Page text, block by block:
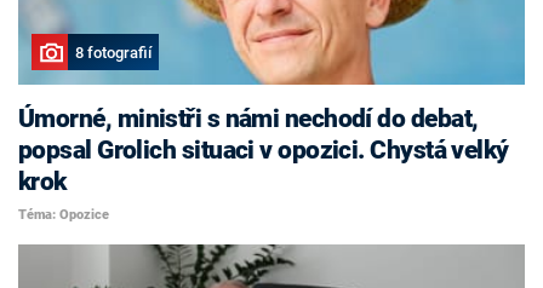
8 fotografií
Úmorné, ministři s námi nechodí do debat,
popsal Grolich situaci v opozici. Chystá velký
krok
Téma: Opozice